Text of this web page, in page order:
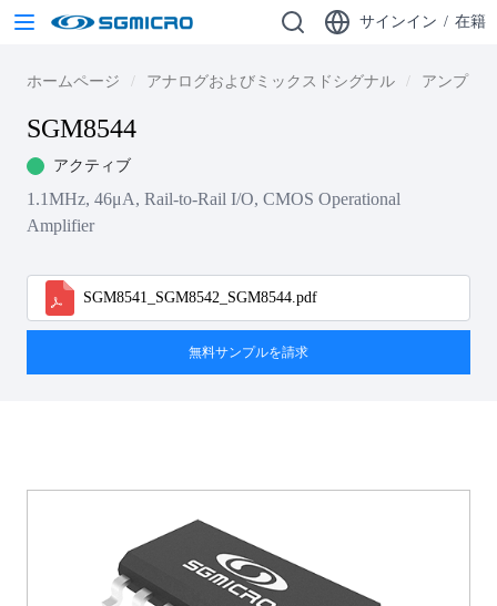
サインイン / 在籍
ホームページ アナログおよびミックスドシグナル アンプ
SGM8544
アクティブ
1.1MHz, 46μA, Rail-to-Rail I/O, CMOS Operational
Amplifier
SGM8541_SGM8542_SGM8544.pdf
無料サンプルを請求